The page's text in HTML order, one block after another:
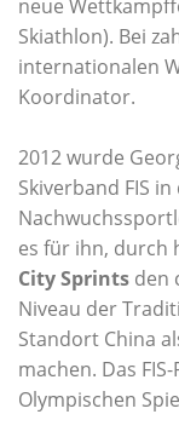
neue
Skiathlon). Bei
internationalen
Koordinator.
2012 wurde
Skiverband FIS in
es für ihn, durch
City Sprints den
Niveau der
Standort China
machen. Das
Olympischen